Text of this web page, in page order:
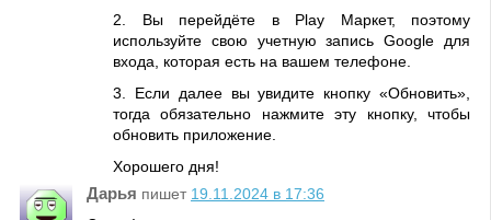
2. Вы перейдёте в Play Маркет, поэтому
используйте свою учетную запись Google для
входа, которая есть на вашем телефоне.
3. Если далее вы увидите кнопку «Обновить»,
тогда обязательно нажмите эту кнопку, чтобы
обновить приложение.
Хорошего дня!
Дарья пишет 19.11.2024 в 17:36